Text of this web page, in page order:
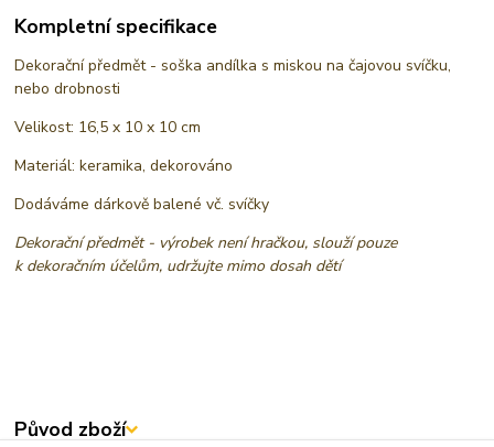
Kompletní specifikace
Dekorační předmět - soška andílka s miskou na čajovou svíčku,
nebo drobnosti
Velikost: 16,5 x 10 x 10 cm
Materiál: keramika, dekorováno
Dodáváme dárkově balené vč. svíčky
Dekorační předmět - výrobek není hračkou, slouží pouze
k dekoračním účelům, udržujte mimo dosah dětí
Původ zboží